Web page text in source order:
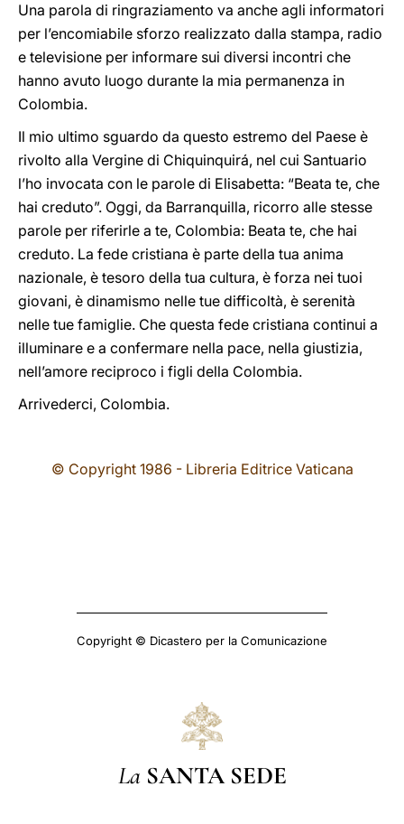
Una parola di ringraziamento va anche agli informatori
per l’encomiabile sforzo realizzato dalla stampa, radio
e televisione per informare sui diversi incontri che
hanno avuto luogo durante la mia permanenza in
Colombia.
Il mio ultimo sguardo da questo estremo del Paese è
rivolto alla Vergine di Chiquinquirá, nel cui Santuario
l’ho invocata con le parole di Elisabetta: “Beata te, che
hai creduto”. Oggi, da Barranquilla, ricorro alle stesse
parole per riferirle a te, Colombia: Beata te, che hai
creduto. La fede cristiana è parte della tua anima
nazionale, è tesoro della tua cultura, è forza nei tuoi
giovani, è dinamismo nelle tue difficoltà, è serenità
nelle tue famiglie. Che questa fede cristiana continui a
illuminare e a confermare nella pace, nella giustizia,
nell’amore reciproco i figli della Colombia.
Arrivederci, Colombia.
© Copyright 1986 - Libreria Editrice Vaticana
Copyright © Dicastero per la Comunicazione
La SANTA SEDE